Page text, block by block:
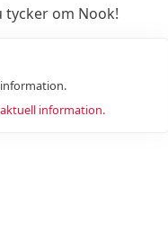
tycker om Nook!
information.